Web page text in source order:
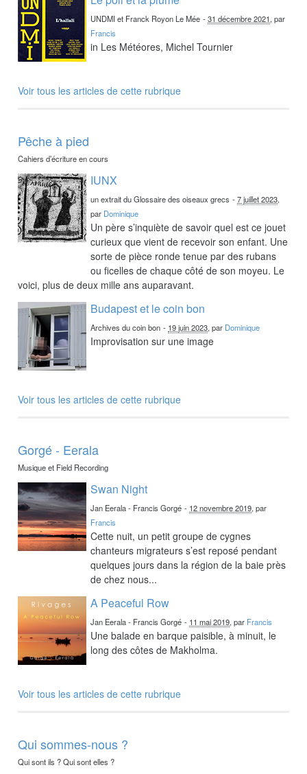
UNDMI et Franck Royon Le Mée -31 décembre 2021, par
Francis
in Les Météores, Michel Tournier
Voir tous les articles de cette rubrique
Pêche à pied
Cahiers d’écriture en cours
IUNX
un extrait du Glossaire des oiseaux grecs -7 juillet 2023,
par Dominique
Un père s’inquiète de savoir quel est ce jouet
curieux que vient de recevoir son enfant. Une
sorte de pièce ronde tenue par des rubans
ou ficelles de chaque côté de son moyeu. Le
voici, plus de deux mille ans auparavant.
Budapest et le coin bon
Archives du coin bon - 19 juin 2023, par Dominique
Improvisation sur une image
Voir tous les articles de cette rubrique
Gorgé - Eerala
Musique et Field Recording
Swan Night
Jan Eerala - Francis Gorgé - 12 novembre 2019, par
Francis
Cette nuit, un petit groupe de cygnes
chanteurs migrateurs s’est reposé pendant
quelques jours dans la région de la baie près
de chez nous...
A Peaceful Row
Jan Eerala - Francis Gorgé - 11 mai 2019, par Francis
Une balade en barque paisible, à minuit, le
long des côtes de Makholma.
Voir tous les articles de cette rubrique
Qui sommes-nous ?
Qui sont ils ? Qui sont elles ?